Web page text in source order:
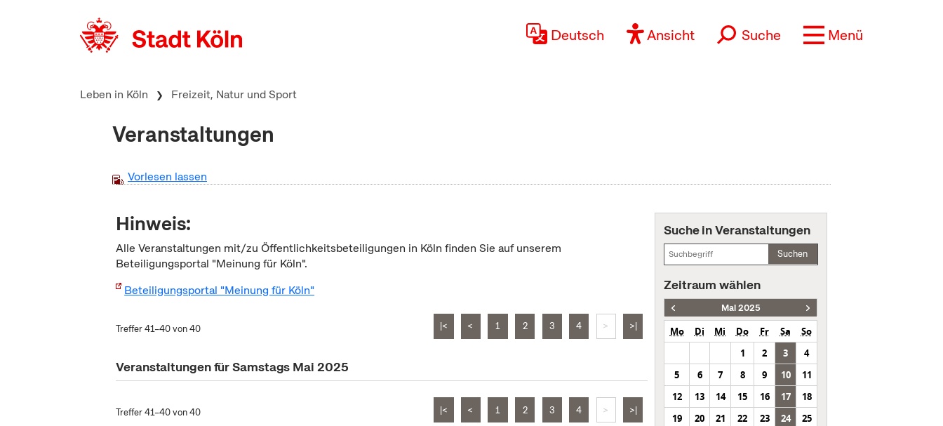
Deutsch Ansicht Suche Menü
Leben in Köln Freizeit, Natur und Sport
Veranstaltungen
Vorlesen lassen
Hinweis:
Alle Veranstaltungen mit/zu Öffentlichkeitsbeteiligungen in Köln finden Sie auf unserem
Beteiligungsportal "Meinung für Köln".
Beteiligungsportal "Meinung für Köln"
Treffer 41–40 von 40 |< < 1 2 3 4 > >|
Veranstaltungen für Samstags Mai 2025
Treffer 41–40 von 40 |< < 1 2 3 4 > >|
Suche in Veranstaltungen
Suchen
Zeitraum wählen
Mai 2025
Mo Di Mi Do Fr Sa
So
1
2 3
4
5
6 7 8 9 10
11
12
13 14 15 16 17
18
19
20 21 22 23 24
25